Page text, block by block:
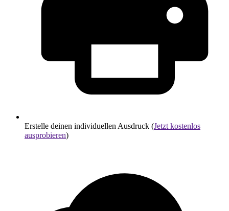
Erstelle deinen individuellen Ausdruck (Jetzt kostenlos
ausprobieren)